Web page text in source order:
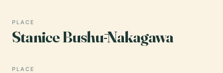
PLACE
Stanice Bushū-Nakagawa
PLACE